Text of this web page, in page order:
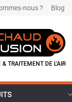
nous ? Blog
& TRAITEMENT DE L'AIR